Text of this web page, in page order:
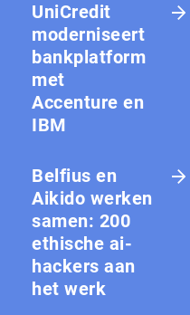
UniCredit
moderniseert
bankplatform
met
Accenture en
IBM
Belfius en
Aikido werken
samen: 200
ethische ai-
hackers aan
het werk